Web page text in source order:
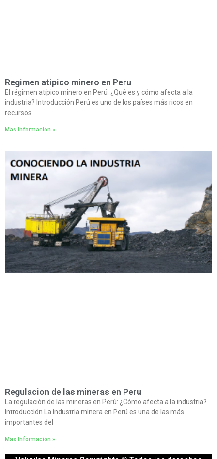
Regimen atipico minero en Peru
El régimen atípico minero en Perú: ¿Qué es y cómo afecta a la
industria? Introducción Perú es uno de los países más ricos en
recursos
Mas Información »
Regulacion de las mineras en Peru
La regulación de las mineras en Perú: ¿Cómo afecta a la industria?
Introducción La industria minera en Perú es una de las más
importantes del
Mas Información »